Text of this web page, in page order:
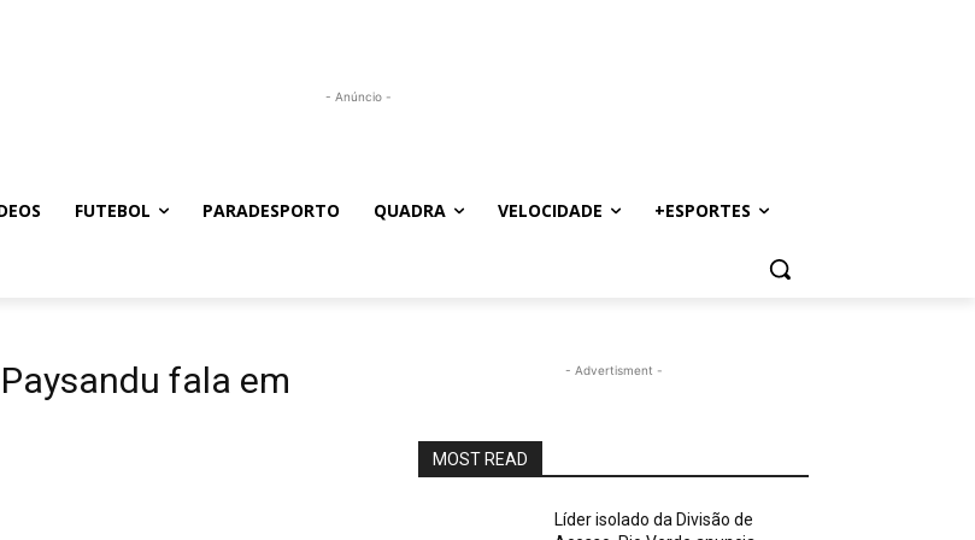
- Anúncio -
FUTEBOL PARADESPORTO QUADRA VELOCIDADE +ESPORTES
fala em
- Advertisment -
MOST READ
Líder isolado da Divisão de